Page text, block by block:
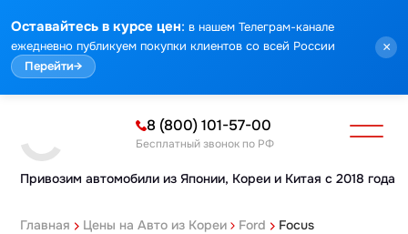
Оставайтесь в курсе цен: в нашем Телеграм-канале
ежедневно публикуем покупки клиентов со всей России
Перейти→
×
Привозим автомобили из Японии, Кореи и Китая с 2018 года
8 (800) 101-57-00
Бесплатный звонок по РФ
Главная Цены на Авто из Кореи Ford Focus